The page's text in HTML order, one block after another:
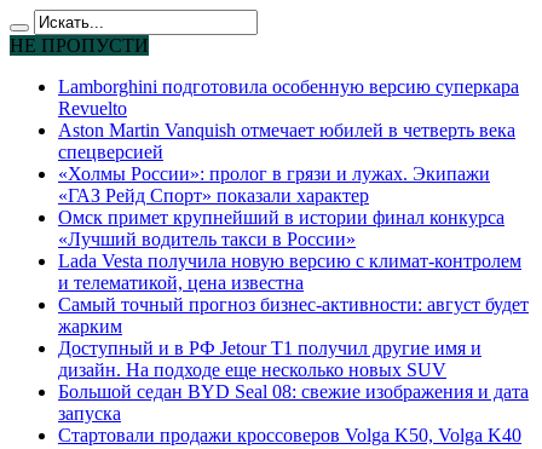
НЕ ПРОПУСТИ
Lamborghini подготовила особенную версию суперкара
Revuelto
Aston Martin Vanquish отмечает юбилей в четверть века
спецверсией
«Холмы России»: пролог в грязи и лужах. Экипажи
«ГАЗ Рейд Спорт» показали характер
Омск примет крупнейший в истории финал конкурса
«Лучший водитель такси в России»
Lada Vesta получила новую версию с климат-контролем
и телематикой, цена известна
Самый точный прогноз бизнес-активности: август будет
жарким
Доступный и в РФ Jetour T1 получил другие имя и
дизайн. На подходе еще несколько новых SUV
Большой седан BYD Seal 08: свежие изображения и дата
запуска
Стартовали продажи кроссоверов Volga K50, Volga K40